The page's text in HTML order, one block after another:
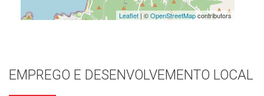
Leaflet| ©OpenStreetMapcontributors
EMPREGO E DESENVOLVEMENTO LOCAL